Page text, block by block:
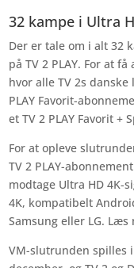
32 kampe i Ultra
Der er tale om i alt 32
på TV 2 PLAY. For at
hvor alle TV 2s
PLAY Favorit-
et TV 2 PLAY Favorit +
For at opleve
TV 2 PLAY-
modtage Ultra HD 4K-
4K, kompatibelt
Samsung eller LG. Læs
VM-slutrunden spilles